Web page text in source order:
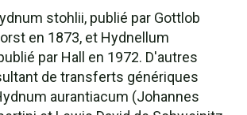
stohlii, publié par Gottlob
en 1873, et Hydnellum
par Hall en 1972. D'autres
de transferts génériques
aurantiacum (Johannes